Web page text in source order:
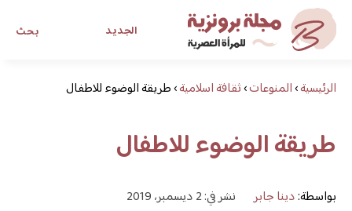
بحث الجديد
مجلة برونزية للفتاة العصرية
ابحث عن أي موضوع يهمك
الرئيسية›المنوعات›ثقافة اسلامية›طريقة الوضوء للاطفال
طريقة الوضوء للاطفال
بواسطة:دينا جابر نشر في: 2 ديسمبر، 2019